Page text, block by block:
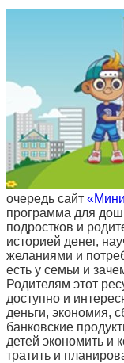
очередь сайт
программа для
подростков и
историей денег,
желаниями и
есть у семьи и
Родителям этот
доступно и
деньги, экономия,
банковские
детей экономить и
тратить и